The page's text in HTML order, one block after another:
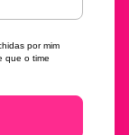
por mim
que o time